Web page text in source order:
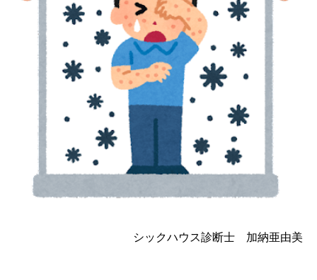
シックハウス診断士 加納亜由美